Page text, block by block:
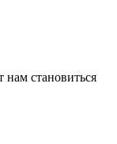
становиться